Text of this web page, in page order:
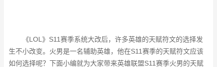
《LOL》S11赛季系统大改后，许多英雄的天赋符文的选择发
生不小改变。火男是一名辅助英雄，他在S11赛季的天赋符文应该
如何选择呢？下面小编就为大家带来英雄联盟S11赛季火男的天赋